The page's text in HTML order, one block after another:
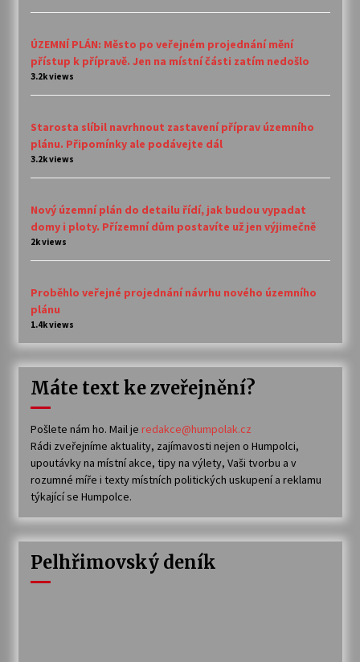
ÚZEMNÍ PLÁN: Město po veřejném projednání mění
přístup k přípravě. Jen na místní části zatím nedošlo
3.2k views
Starosta slíbil navrhnout zastavení příprav územního
plánu. Připomínky ale podávejte dál
3.2k views
Nový územní plán do detailu řídí, jak budou vypadat
domy i ploty. Přízemní dům postavíte už jen výjimečně
2k views
Proběhlo veřejné projednání návrhu nového územního
plánu
1.4k views
Máte text ke zveřejnění?
Pošlete nám ho. Mail je redakce@humpolak.cz
Rádi zveřejníme aktuality, zajímavosti nejen o Humpolci,
upoutávky na místní akce, tipy na výlety, Vaši tvorbu a v
rozumné míře i texty místních politických uskupení a reklamu
týkající se Humpolce.
Pelhřimovský deník